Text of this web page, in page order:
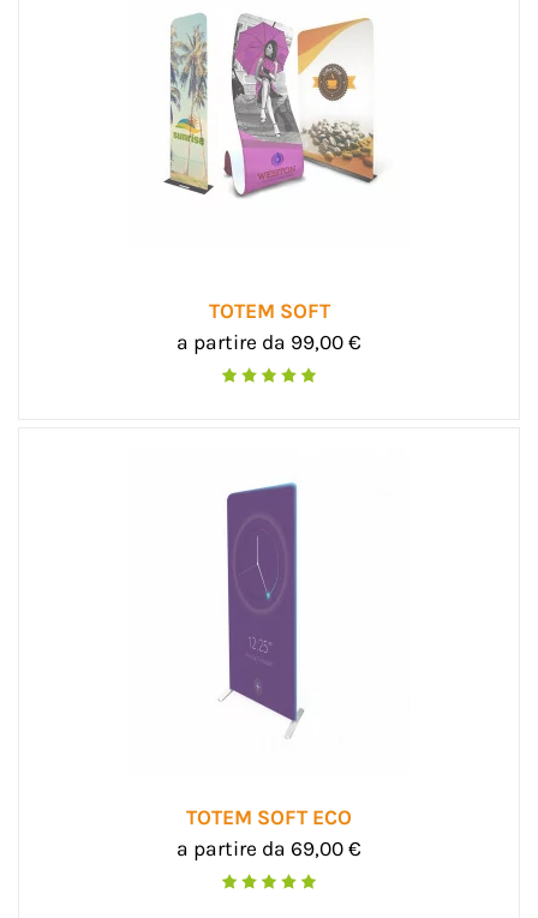
TOTEM SOFT
a partire da 99,00 €
TOTEM SOFT ECO
a partire da 69,00 €